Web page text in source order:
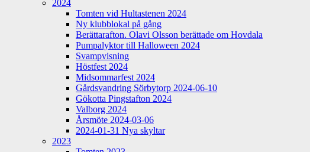
2024
Tomten vid Hultastenen 2024
Ny klubblokal på gång
Berättarafton. Olavi Olsson berättade om Hovdala
Pumpalyktor till Halloween 2024
Svampvisning
Höstfest 2024
Midsommarfest 2024
Gårdsvandring Sörbytorp 2024-06-10
Gökotta Pingstafton 2024
Valborg 2024
Årsmöte 2024-03-06
2024-01-31 Nya skyltar
2023